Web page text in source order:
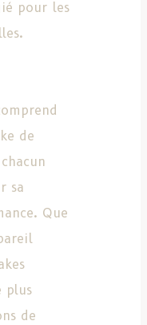
pour les
de
sa
Que
plus
de